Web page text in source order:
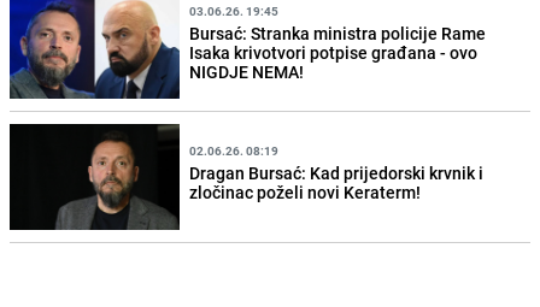
03.06.26. 19:45
Bursać: Stranka ministra policije Rame
Isaka krivotvori potpise građana - ovo
NIGDJE NEMA!
02.06.26. 08:19
Dragan Bursać: Kad prijedorski krvnik i
zločinac poželi novi Keraterm!